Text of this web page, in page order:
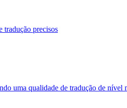
tradução precisos
uma qualidade de tradução de nível